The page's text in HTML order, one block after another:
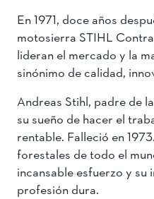
En 1971, doce años
motosierra STIHL
lideran el mercado y la
sinónimo de calidad,
Andreas Stihl, padre de
su sueño de hacer el
rentable. Falleció en
forestales de todo el
incansable esfuerzo y
profesión dura.